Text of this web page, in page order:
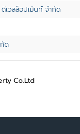
เวลล็อปเม้นท์ จำกัด
ด
Co.Ltd